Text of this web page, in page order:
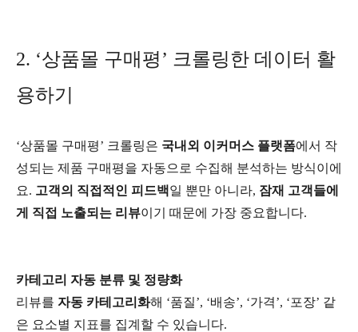
2. ‘상품몰 구매평’ 크롤링한 데이터 활
용하기
‘상품몰 구매평’ 크롤링은 국내외 이커머스 플랫폼에서 작
성되는 제품 구매평을 자동으로 수집해 분석하는 방식이에
요. 고객의 직접적인 피드백일 뿐만 아니라, 잠재 고객들에
게 직접 노출되는 리뷰이기 때문에 가장 중요합니다.
카테고리 자동 분류 및 정량화
리뷰를 자동 카테고리화해 ‘품질’, ‘배송’, ‘가격’, ‘포장’ 같
은 요소별 지표를 집계할 수 있습니다.